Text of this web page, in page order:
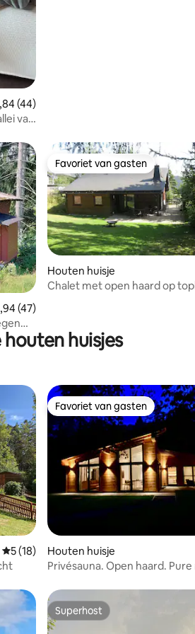
beoordeling van 4,84 op 5, 44
(44)
van
beoordeling van 4,94 op 5, 47
(47)
Favoriet van gasten
Favoriet van gasten
Houten huisje
Chalet met open haard op
houten huisjes
Gemiddelde beoordeling van 5 op 5, 18
5 (18)
Favoriet van gasten
Favoriet van gasten
Houten huisje
Privésauna. Open haard.
Superhost
Superhost